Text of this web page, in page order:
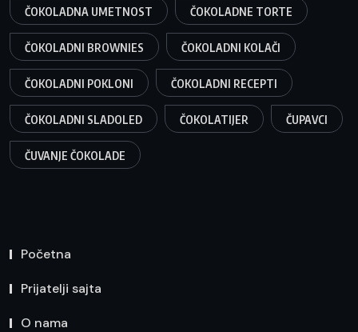
ČOKOLADNA UMETNOST ČOKOLADNE TORTE
ČOKOLADNI BROWNIES ČOKOLADNI KOLAČI
ČOKOLADNI POKLONI ČOKOLADNI RECEPTI
ČOKOLADNI SLADOLED ČOKOLATIJER ČUPAVCI
ČUVANJE ČOKOLADE
Početna
Prijatelji sajta
O nama